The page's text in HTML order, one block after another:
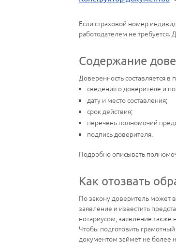
Если страховой номер
работодателем не требуется.
Содержание
Доверенность составляется
сведения о доверителе и
дату и место составления;
срок действия;
перечень полномочий
подпись доверителя.
Подробно описывать
Как отозвать
По закону доверитель может
заявление и известить
нотариусом, заявление также
Чтобы подготовить
документом займет не более